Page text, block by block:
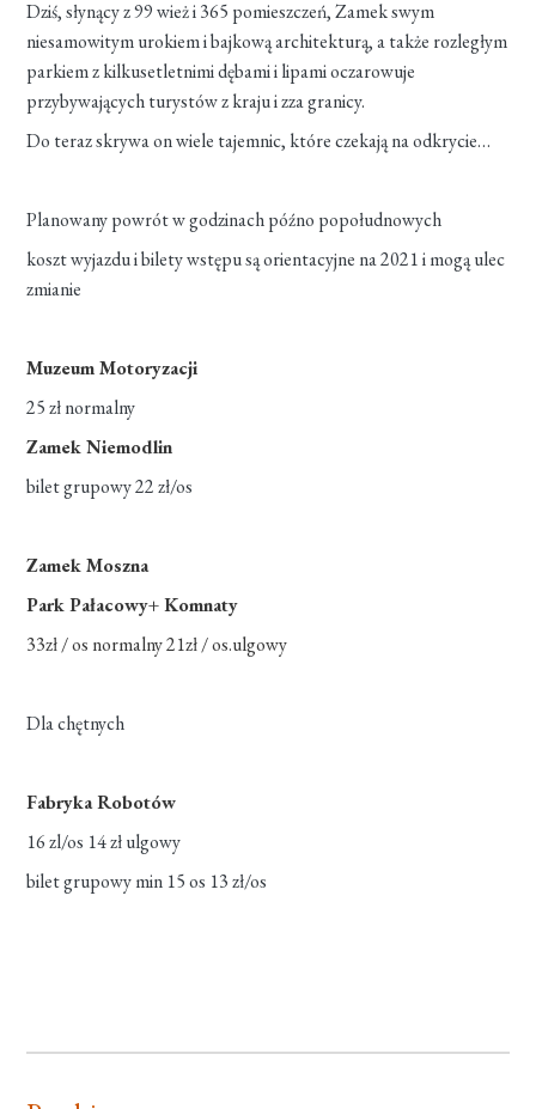
Dziś, słynący z 99 wież i 365 pomieszczeń, Zamek swym
niesamowitym urokiem i bajkową architekturą, a także rozległym
parkiem z kilkusetletnimi dębami i lipami oczarowuje
przybywających turystów z kraju i zza granicy.
Do teraz skrywa on wiele tajemnic, które czekają na odkrycie…
Planowany powrót w godzinach późno popołudnowych
koszt wyjazdu i bilety wstępu są orientacyjne na 2021 i mogą ulec
zmianie
Muzeum Motoryzacji
25 zł normalny
Zamek Niemodlin
bilet grupowy 22 zł/os
Zamek Moszna
Park Pałacowy+ Komnaty
33zł / os normalny 21zł / os.ulgowy
Dla chętnych
Fabryka Robotów
16 zl/os 14 zł ulgowy
bilet grupowy min 15 os 13 zł/os